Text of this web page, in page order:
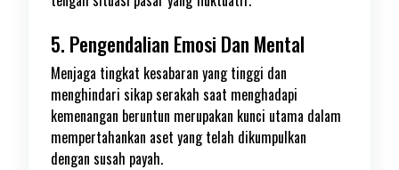
5. Pengendalian Emosi Dan Mental
Menjaga tingkat kesabaran yang tinggi dan
menghindari sikap serakah saat menghadapi
kemenangan beruntun merupakan kunci utama dalam
mempertahankan aset yang telah dikumpulkan
dengan susah payah.